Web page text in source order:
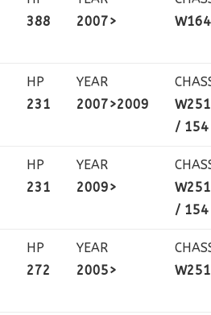
388
2007>
HP
231
YEAR
2007>2009
/ 154
HP
231
YEAR
2009>
/ 154
HP
272
YEAR
2005>
W251